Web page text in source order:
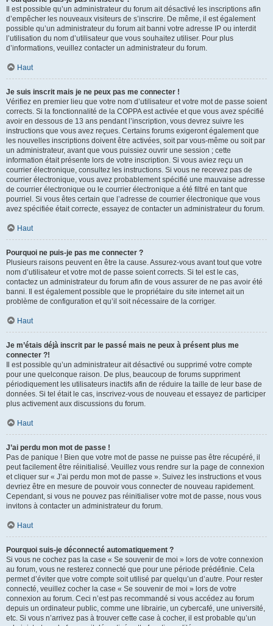
Il est possible qu’un administrateur du forum ait désactivé les inscriptions afin
d’empêcher les nouveaux visiteurs de s’inscrire. De même, il est également
possible qu’un administrateur du forum ait banni votre adresse IP ou interdit
l’utilisation du nom d’utilisateur que vous souhaitez utiliser. Pour plus
d’informations, veuillez contacter un administrateur du forum.
Haut
Je suis inscrit mais je ne peux pas me connecter !
Vérifiez en premier lieu que votre nom d’utilisateur et votre mot de passe soient
corrects. Si la fonctionnalité de la COPPA est activée et que vous avez spécifié
avoir en dessous de 13 ans pendant l’inscription, vous devrez suivre les
instructions que vous avez reçues. Certains forums exigeront également que
les nouvelles inscriptions doivent être activées, soit par vous-même ou soit par
un administrateur, avant que vous puissiez ouvrir une session ; cette
information était présente lors de votre inscription. Si vous aviez reçu un
courrier électronique, consultez les instructions. Si vous ne recevez pas de
courrier électronique, vous avez probablement spécifié une mauvaise adresse
de courrier électronique ou le courrier électronique a été filtré en tant que
pourriel. Si vous êtes certain que l’adresse de courrier électronique que vous
avez spécifiée était correcte, essayez de contacter un administrateur du forum.
Haut
Pourquoi ne puis-je pas me connecter ?
Plusieurs raisons peuvent en être la cause. Assurez-vous avant tout que votre
nom d’utilisateur et votre mot de passe soient corrects. Si tel est le cas,
contactez un administrateur du forum afin de vous assurer de ne pas avoir été
banni. Il est également possible que le propriétaire du site internet ait un
problème de configuration et qu’il soit nécessaire de la corriger.
Haut
Je m’étais déjà inscrit par le passé mais ne peux à présent plus me
connecter ?!
Il est possible qu’un administrateur ait désactivé ou supprimé votre compte
pour une quelconque raison. De plus, beaucoup de forums suppriment
périodiquement les utilisateurs inactifs afin de réduire la taille de leur base de
données. Si tel était le cas, inscrivez-vous de nouveau et essayez de participer
plus activement aux discussions du forum.
Haut
J’ai perdu mon mot de passe !
Pas de panique ! Bien que votre mot de passe ne puisse pas être récupéré, il
peut facilement être réinitialisé. Veuillez vous rendre sur la page de connexion
et cliquer sur « J’ai perdu mon mot de passe ». Suivez les instructions et vous
devriez être en mesure de pouvoir vous connecter de nouveau rapidement.
Cependant, si vous ne pouvez pas réinitialiser votre mot de passe, nous vous
invitons à contacter un administrateur du forum.
Haut
Pourquoi suis-je déconnecté automatiquement ?
Si vous ne cochez pas la case « Se souvenir de moi » lors de votre connexion
au forum, vous ne resterez connecté que pour une période prédéfinie. Cela
permet d’éviter que votre compte soit utilisé par quelqu’un d’autre. Pour rester
connecté, veuillez cocher la case « Se souvenir de moi » lors de votre
connexion au forum. Ceci n’est pas recommandé si vous accédez au forum
depuis un ordinateur public, comme une librairie, un cybercafé, une université,
etc. Si vous n’arrivez pas à trouver cette case à cocher, il est probable qu’un